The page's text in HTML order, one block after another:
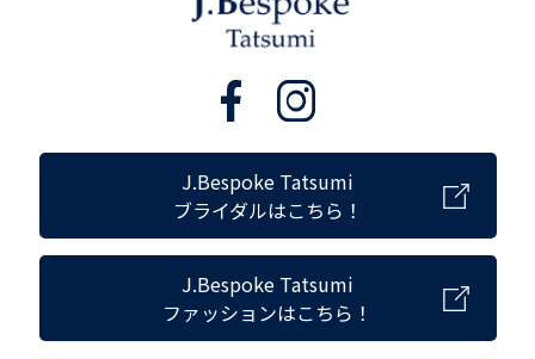
J.Bespoke Tatsumi
ブライダルはこちら！
J.Bespoke Tatsumi
ファッションはこちら！